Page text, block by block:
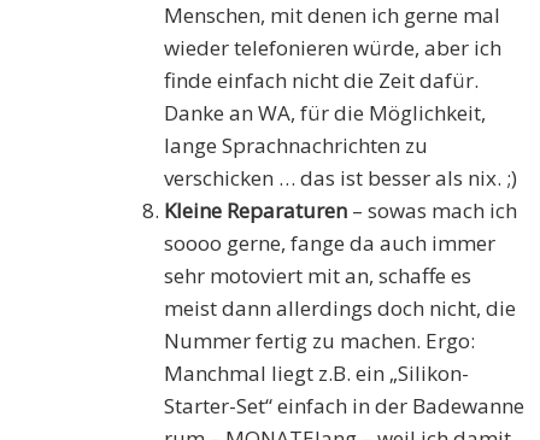
Menschen, mit denen ich gerne mal
wieder telefonieren würde, aber ich
finde einfach nicht die Zeit dafür.
Danke an WA, für die Möglichkeit,
lange Sprachnachrichten zu
verschicken … das ist besser als nix. ;)
Kleine Reparaturen – sowas mach ich
soooo gerne, fange da auch immer
sehr motoviert mit an, schaffe es
meist dann allerdings doch nicht, die
Nummer fertig zu machen. Ergo:
Manchmal liegt z.B. ein „Silikon-
Starter-Set“ einfach in der Badewanne